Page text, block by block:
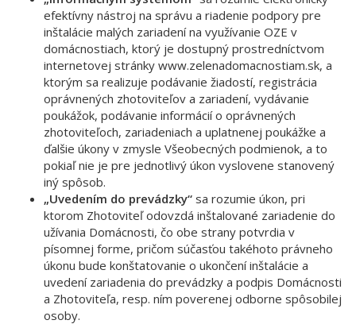
efektívny nástroj na správu a riadenie podpory pre
inštalácie malých zariadení na využívanie OZE v
domácnostiach, ktorý je dostupný prostredníctvom
internetovej stránky www.zelenadomacnostiam.sk, a
ktorým sa realizuje podávanie žiadostí, registrácia
oprávnených zhotoviteľov a zariadení, vydávanie
poukážok, podávanie informácií o oprávnených
zhotoviteľoch, zariadeniach a uplatnenej poukážke a
ďalšie úkony v zmysle Všeobecných podmienok, a to
pokiaľ nie je pre jednotlivý úkon vyslovene stanovený
iný spôsob.
„Uvedením do prevádzky“ sa rozumie úkon, pri
ktorom Zhotoviteľ odovzdá inštalované zariadenie do
užívania Domácnosti, čo obe strany potvrdia v
písomnej forme, pričom súčasťou takéhoto právneho
úkonu bude konštatovanie o ukončení inštalácie a
uvedení zariadenia do prevádzky a podpis Domácnosti
a Zhotoviteľa, resp. ním poverenej odborne spôsobilej
osoby.